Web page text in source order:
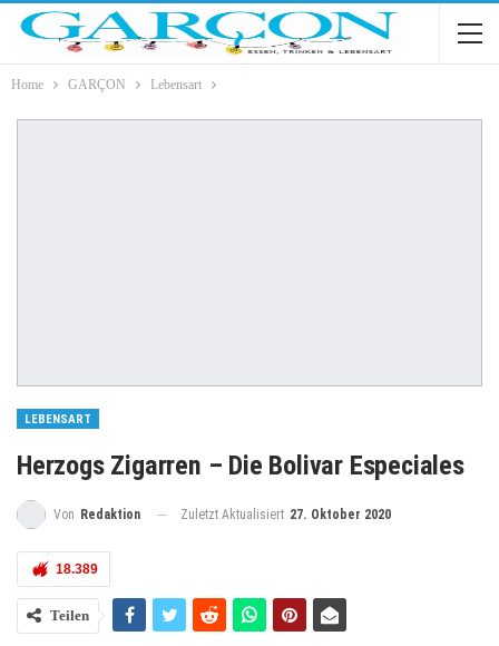
Home GARÇON Lebensart
LEBENSART
Herzogs Zigarren – Die Bolivar Especiales
Von Redaktion Zuletzt Aktualisiert 27. Oktober 2020
18.389
Teilen